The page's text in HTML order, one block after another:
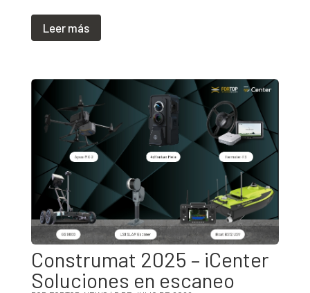
Leer más
Construmat 2025 – iCenter
Soluciones en escaneo